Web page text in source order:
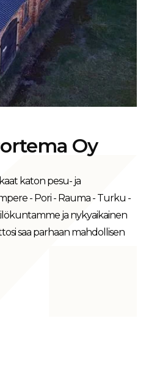
Oy
katon pesu- ja
- Pori - Rauma - Turku -
ja nykyaikainen
saa parhaan mahdollisen